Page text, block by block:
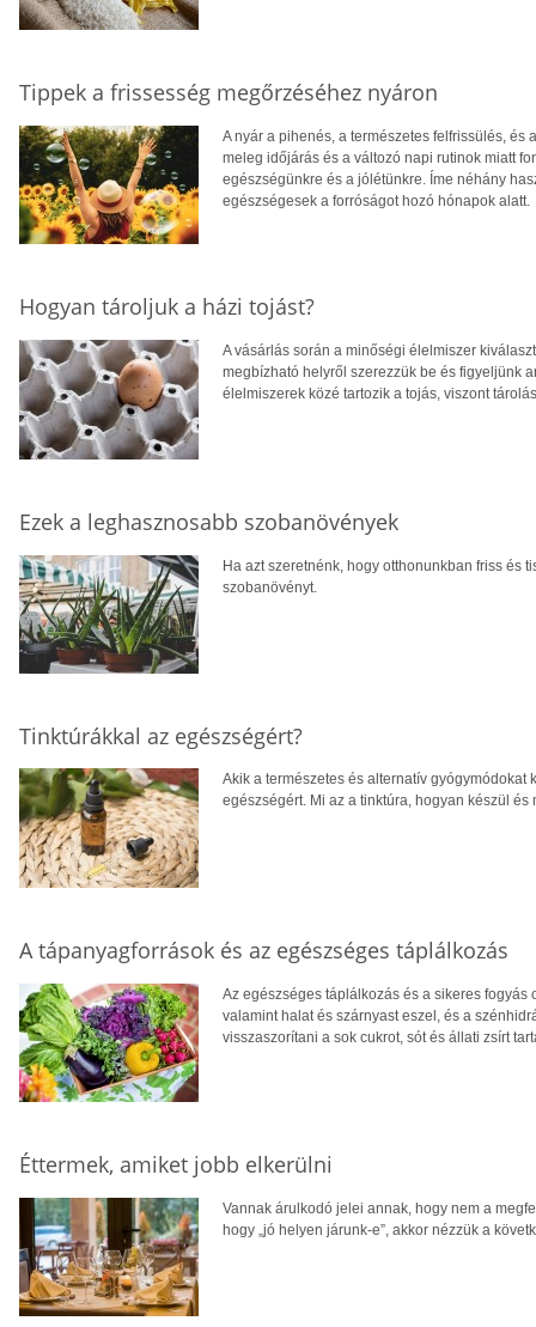
Tippek a frissesség megőrzéséhez nyáron
A nyár a pihenés, a természetes felfrissülés,
meleg időjárás és a változó napi rutinok miatt
egészségünkre és a jólétünkre. Íme néhány
egészségesek a forróságot hozó hónapok alatt.
Hogyan tároljuk a házi tojást?
A vásárlás során a minőségi élelmiszer
megbízható helyről szerezzük be és figyeljünk
élelmiszerek közé tartozik a tojás, viszont
Ezek a leghasznosabb szobanövények
Ha azt szeretnénk, hogy otthonunkban friss és
szobanövényt.
Tinktúrákkal az egészségért?
Akik a természetes és alternatív
egészségért. Mi az a tinktúra, hogyan készül
A tápanyagforrások és az egészséges táplálkozás
Az egészséges táplálkozás és a sikeres
valamint halat és szárnyast eszel, és a
visszaszorítani a sok cukrot, sót és állati zsírt
Éttermek, amiket jobb elkerülni
Vannak árulkodó jelei annak, hogy nem a
hogy „jó helyen járunk-e”, akkor nézzük a